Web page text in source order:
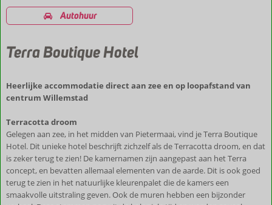
Autohuur
Terra Boutique Hotel
Heerlijke accommodatie direct aan zee en op loopafstand van
centrum Willemstad
Terracotta droom
Gelegen aan zee, in het midden van Pietermaai, vind je Terra Boutique
Hotel. Dit unieke hotel beschrijft zichzelf als de Terracotta droom, en dat
is zeker terug te zien! De kamernamen zijn aangepast aan het Terra
concept, en bevatten allemaal elementen van de aarde. Dit is ook goed
terug te zien in het natuurlijke kleurenpalet die de kamers een
smaakvolle uitstraling geven. Ook de muren hebben een bijzonder